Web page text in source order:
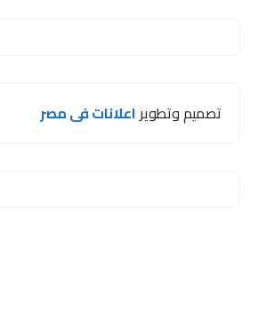
تصميم وتطويراعلانات فى مصر